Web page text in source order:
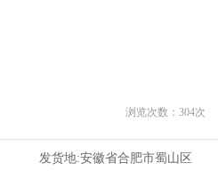
浏览次数： 304次
发货地:安徽省合肥市蜀山区